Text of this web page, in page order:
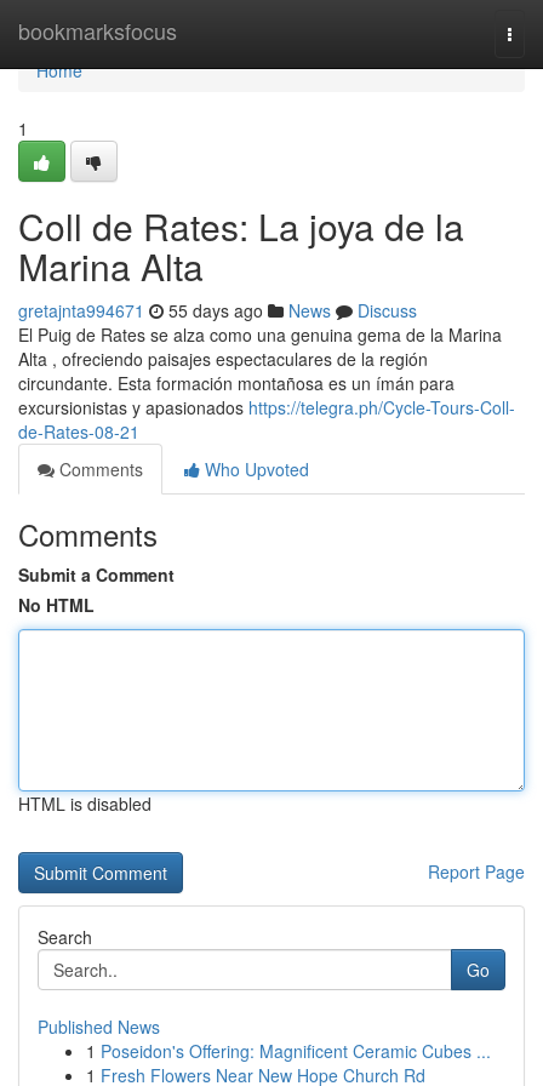
bookmarksfocus
Home
Home
1
Coll de Rates: La joya de la
Marina Alta
gretajnta994671 55 days ago News
Discuss
El Puig de Rates se alza como una genuina gema de la Marina
Alta , ofreciendo paisajes espectaculares de la región
circundante. Esta formación montañosa es un ímán para
excursionistas y apasionados https://telegra.ph/Cycle-Tours-Coll-
de-Rates-08-21
Comments
Who Upvoted
Comments
Submit a Comment
No HTML
HTML is disabled
Report Page
Search
Go
Published News
1 Poseidon's Offering: Magnificent Ceramic Cubes ...
1 Fresh Flowers Near New Hope Church Rd